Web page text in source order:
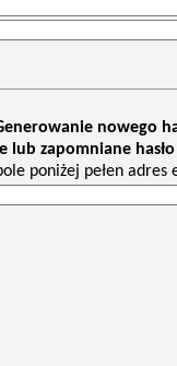
nowego
lub zapomniane
poniżej pełen adres